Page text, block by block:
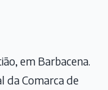
em Barbacena.
da Comarca de